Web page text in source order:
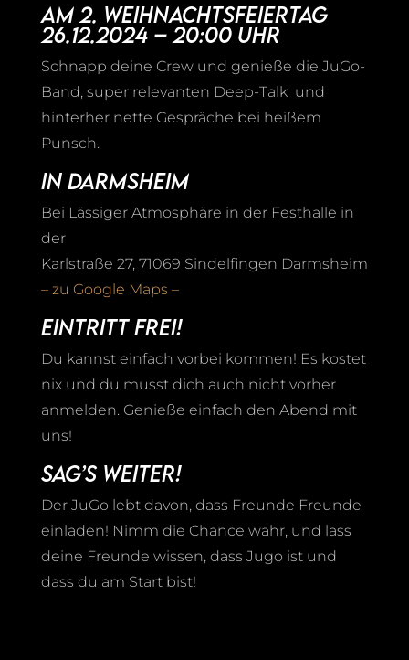
Am 2. Weihnachtsfeiertag
26.12.2024 – 20:00 Uhr
Schnapp deine Crew und genieße die JuGo-
Band, super relevanten Deep-Talk und
hinterher nette Gespräche bei heißem
Punsch.
In Darmsheim
Bei Lässiger Atmosphäre in der Festhalle in
der
Karlstraße 27, 71069 Sindelfingen Darmsheim
– zu Google Maps –
Eintritt frei!
Du kannst einfach vorbei kommen! Es kostet
nix und du musst dich auch nicht vorher
anmelden. Genieße einfach den Abend mit
uns!
Sag’s weiter!
Der JuGo lebt davon, dass Freunde Freunde
einladen! Nimm die Chance wahr, und lass
deine Freunde wissen, dass Jugo ist und
dass du am Start bist!